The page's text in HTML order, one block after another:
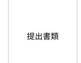
提出書類